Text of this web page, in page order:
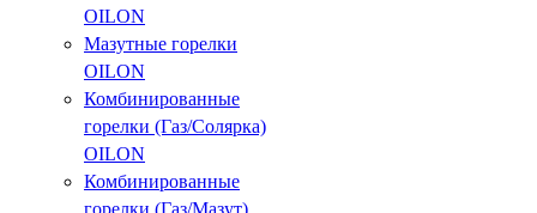
OILON
Мазутные горелки
OILON
Комбинированные
горелки (Газ/Солярка)
OILON
Комбинированные
горелки (Газ/Мазут)